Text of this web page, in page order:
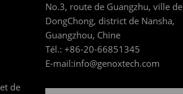
de
No.3, route de Guangzhu, ville de
DongChong, district de Nansha,
Guangzhou, Chine
Tél.: +86-20-66851345
E-mail:info@genoxtech.com